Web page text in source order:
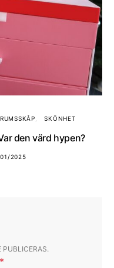
SKÖNHET
den värd hypen?
2025
PUBLICERAS.
*